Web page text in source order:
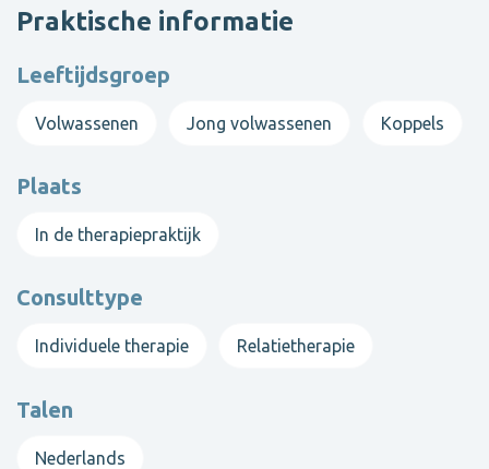
polis).
Neem contact op met Dorien
Praktische informatie
Leeftijdsgroep
Volwassenen Jong volwassenen Koppels
Plaats
In de therapiepraktijk
Consulttype
Individuele therapie Relatietherapie
Talen
Nederlands